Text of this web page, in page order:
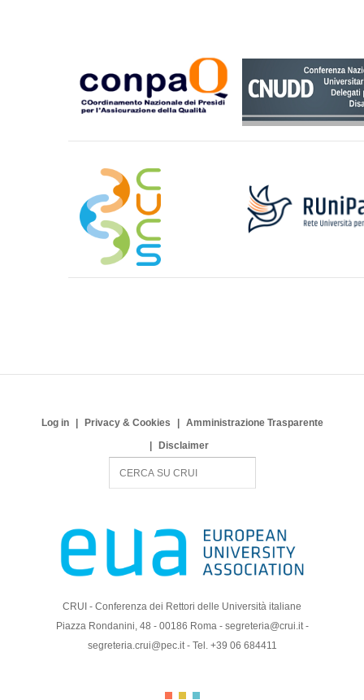
Log in Privacy & Cookies
Amministrazione Trasparente
Disclaimer
c
CRUI - Conferenza dei Rettori delle Università italiane
Piazza Rondanini, 48 - 00186 Roma - segreteria@crui.it -
segreteria.crui@pec.it - Tel. +39 06 684411